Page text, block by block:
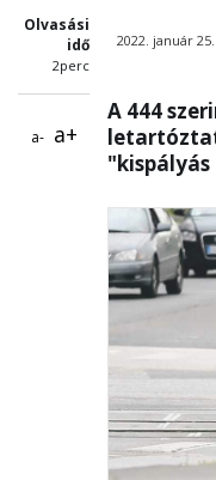
Olvasási
idő
2perc
a- a+
2022. január 25.
A 444
"kispályás